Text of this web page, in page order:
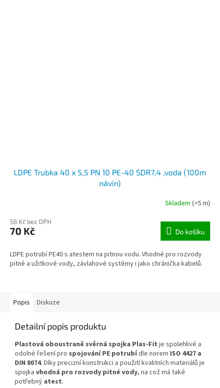
LDPE Trubka 40 x 5,5 PN 10 PE-40 SDR7,4 ,voda (100m
návin)
Skladem (>5 m)
58 Kč bez DPH
70 Kč Do košíku
LDPE potrubí PE40 s atestem na pitnou vodu. Vhodné pro rozvody
pitné a užitkové vody, závlahové systémy i jako chránička kabelů.
Popis Diskuze
Detailní popis produktu
Plastová oboustraně svěrná spojka Plas-Fit je spolehlivé a
odolné řešení pro spojování PE potrubídle norem ISO 4427 a
DIN 8074. Díky precizní konstrukci a použití kvalitních materiálů je
spojka vhodná pro rozvody pitné vody, na což má také
potřebný atest.